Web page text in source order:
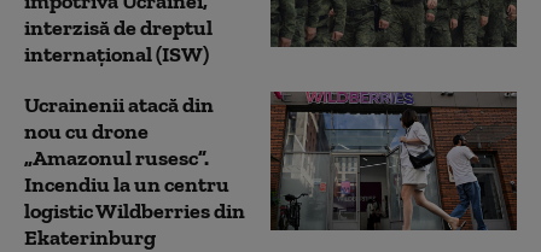
interzisă de dreptul
internațional (ISW)
Ucrainenii atacă din
nou cu drone
„Amazonul rusesc”.
Incendiu la un centru
logistic Wildberries din
Ekaterinburg